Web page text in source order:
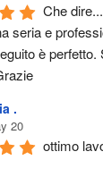
Che
seria e
è
.
20
ottimo